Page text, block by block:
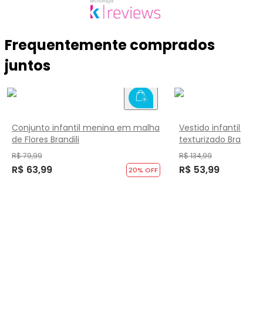
Frequentemente comprados
juntos
Conjunto infantil menina em malha
de Flores Brandili
R$ 79,99
R$ 63,99 20% OFF
Vestido infantil
texturizado Brandili
R$ 134,99
R$ 53,99